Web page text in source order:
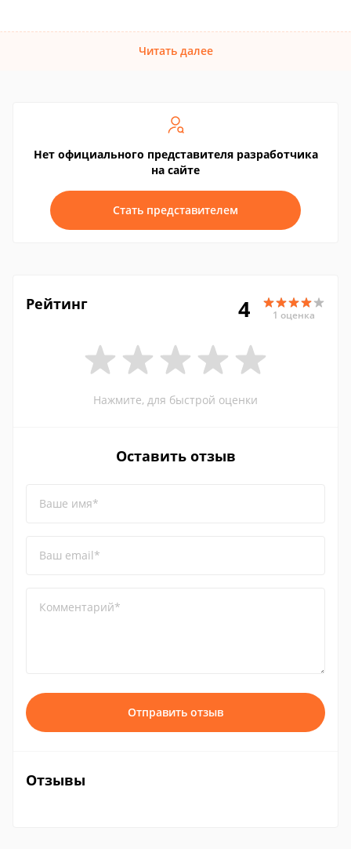
Читать далее
Нет официального представителя разработчика
на сайте
Стать представителем
Рейтинг 4 1 оценка
Нажмите, для быстрой оценки
Оставить отзыв
Ваше имя*
Ваш email*
Комментарий*
Отправить отзыв
Отзывы